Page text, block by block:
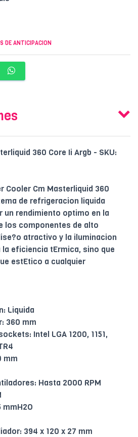
DE ANTICIPACION
360 Core Ii Argb - SKU:
Cooler Cm Masterliquid 360
de refrigeracion liquida
un rendimiento optimo en la
los componentes de alto
atractivo y la iluminacion
la eficiencia tErmica, sino que
estEtico a cualquier
Liquida
360 mm
Intel LGA 1200, 1151,
mm
Hasta 2000 RPM
394 x 120 x 27 mm